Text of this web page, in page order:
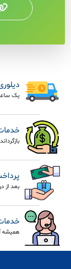
یک ساعت
بعد از
همیشه